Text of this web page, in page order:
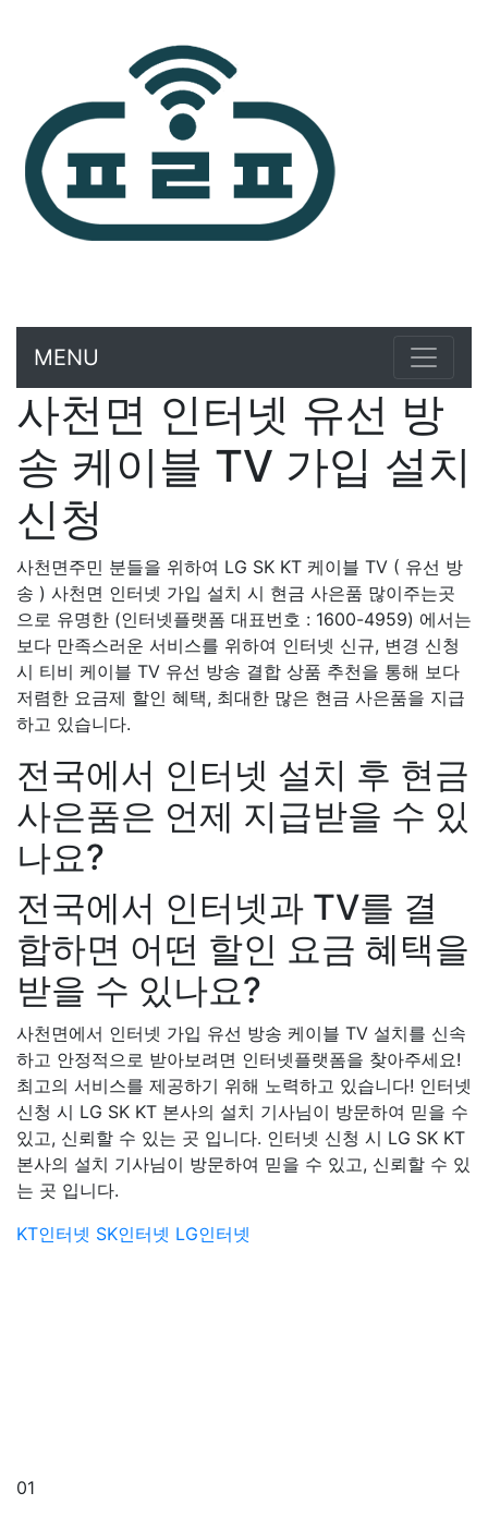
MENU
사천면 인터넷 유선 방
송 케이블 TV 가입 설치
신청
사천면주민 분들을 위하여 LG SK KT 케이블 TV ( 유선 방
송 ) 사천면 인터넷 가입 설치 시 현금 사은품 많이주는곳
으로 유명한 (인터넷플랫폼 대표번호 : 1600-4959) 에서는
보다 만족스러운 서비스를 위하여 인터넷 신규, 변경 신청
시 티비 케이블 TV 유선 방송 결합 상품 추천을 통해 보다
저렴한 요금제 할인 혜택, 최대한 많은 현금 사은품을 지급
하고 있습니다.
전국에서 인터넷 설치 후 현금
사은품은 언제 지급받을 수 있
나요?
전국에서 인터넷과 TV를 결
합하면 어떤 할인 요금 혜택을
받을 수 있나요?
사천면에서 인터넷 가입 유선 방송 케이블 TV 설치를 신속
하고 안정적으로 받아보려면 인터넷플랫폼을 찾아주세요!
최고의 서비스를 제공하기 위해 노력하고 있습니다! 인터넷
신청 시 LG SK KT 본사의 설치 기사님이 방문하여 믿을 수
있고, 신뢰할 수 있는 곳 입니다. 인터넷 신청 시 LG SK KT
본사의 설치 기사님이 방문하여 믿을 수 있고, 신뢰할 수 있
는 곳 입니다.
KT인터넷 SK인터넷 LG인터넷
01